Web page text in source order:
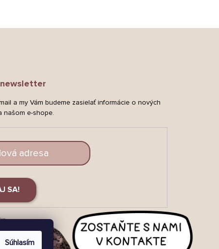
Súhlasím
a my Vám budeme zasielať informácie o nových
našom e-shope.
SA!